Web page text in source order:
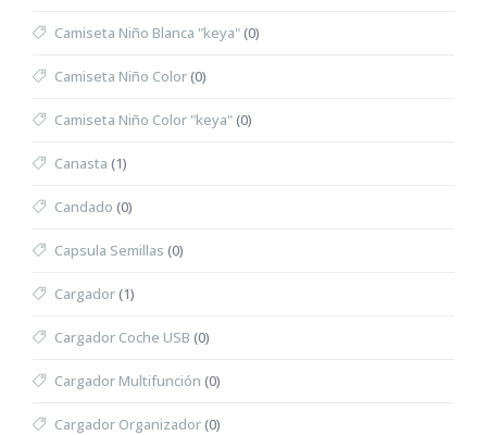
Camiseta Niño Blanca "keya"(0)
Camiseta Niño Color(0)
Camiseta Niño Color "keya"(0)
Canasta (1)
Candado (0)
Capsula Semillas (0)
Cargador(1)
Cargador Coche USB (0)
Cargador Multifunción (0)
Cargador Organizador(0)